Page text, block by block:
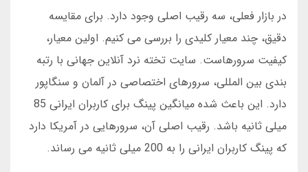
در بازار فعلی، سه رقیب اصلی وجود دارد. برای مقایسه
دقیق، چند معیار کلیدی را بررسی می کنیم. اولین معیار،
کیفیت سرورهاست. سایت تخته نرد آنلاین جهانی با رتبه
بندی بین المللی، سرورهای اختصاصی در آلمان و سنگاپور
دارد. این باعث شده میانگین پینگ برای کاربران ایرانی 85
میلی ثانیه باشد. رقیب اصلی آن، سرورهایی در آمریکا دارد
که پینگ کاربران ایرانی را به 200 میلی ثانیه می رساند.